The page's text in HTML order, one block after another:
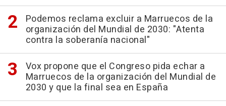
Podemos reclama excluir a Marruecos de la
organización del Mundial de 2030: "Atenta
contra la soberanía nacional"
Vox propone que el Congreso pida echar a
Marruecos de la organización del Mundial de
2030 y que la final sea en España